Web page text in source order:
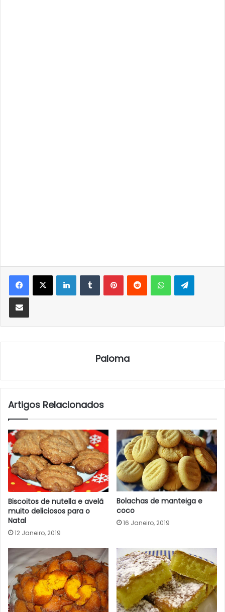
LinkedInTumblrPinterestReddit WhatsApp
Partilhar Via Email
Paloma
Artigos Relacionados
Biscoitos de nutella e avelã
muito deliciosos para o
Natal
12 Janeiro, 2019
Bolachas de manteiga e
coco
16 Janeiro, 2019